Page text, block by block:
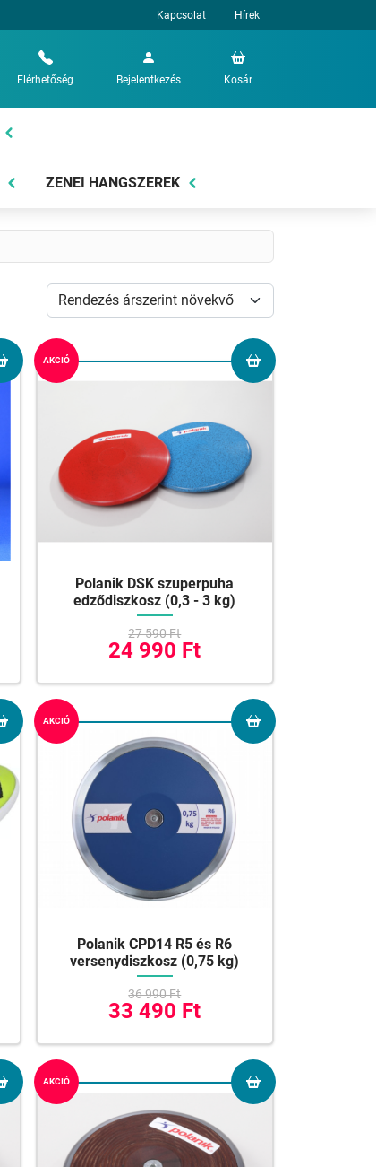
Kapcsolat Hírek
Elérhetőség Bejelentkezés Kosár
ZENEI HANGSZEREK
AKCIÓ
Polanik DSK szuperpuha
edződiszkosz (0,3 - 3 kg)
27 590 Ft
24 990 Ft
AKCIÓ
Polanik CPD14 R5 és R6
versenydiszkosz (0,75 kg)
36 990 Ft
33 490 Ft
AKCIÓ